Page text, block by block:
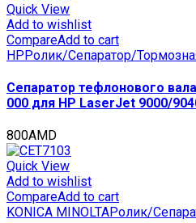
Quick View
Add to wishlist
CompareAdd to cart
HPРолик/Сепаратор/
Сепаратор тефлонового
000 для HP LaserJet 9000/
800AMD
Quick View
Add to wishlist
CompareAdd to cart
KONICA MINOLTAРолик/